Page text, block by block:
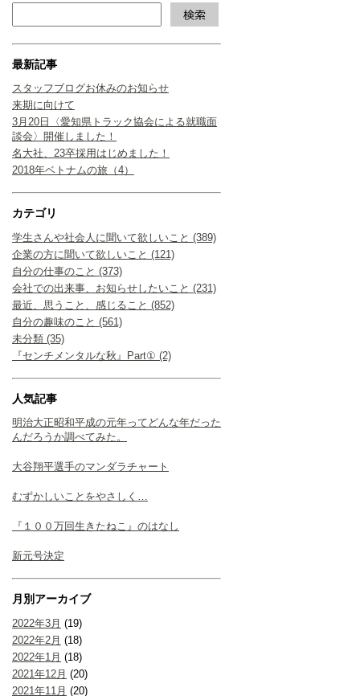
最新記事
スタッフブログお休みのお知らせ
来期に向けて
3月20日〈愛知県トラック協会による就職面
談会〉開催しました！
名大社、23卒採用はじめました！
2018年ベトナムの旅（4）
カテゴリ
学生さんや社会人に聞いて欲しいこと (389)
企業の方に聞いて欲しいこと (121)
自分の仕事のこと (373)
会社での出来事、お知らせしたいこと (231)
最近、思うこと、感じること (852)
自分の趣味のこと (561)
未分類 (35)
『センチメンタルな秋』Part① (2)
人気記事
明治大正昭和平成の元年ってどんな年だった
んだろうか調べてみた。
大谷翔平選手のマンダラチャート
むずかしいことをやさしく…
『１００万回生きたねこ』のはなし
新元号決定
月別アーカイブ
2022年3月 (19)
2022年2月 (18)
2022年1月 (18)
2021年12月 (20)
2021年11月 (20)